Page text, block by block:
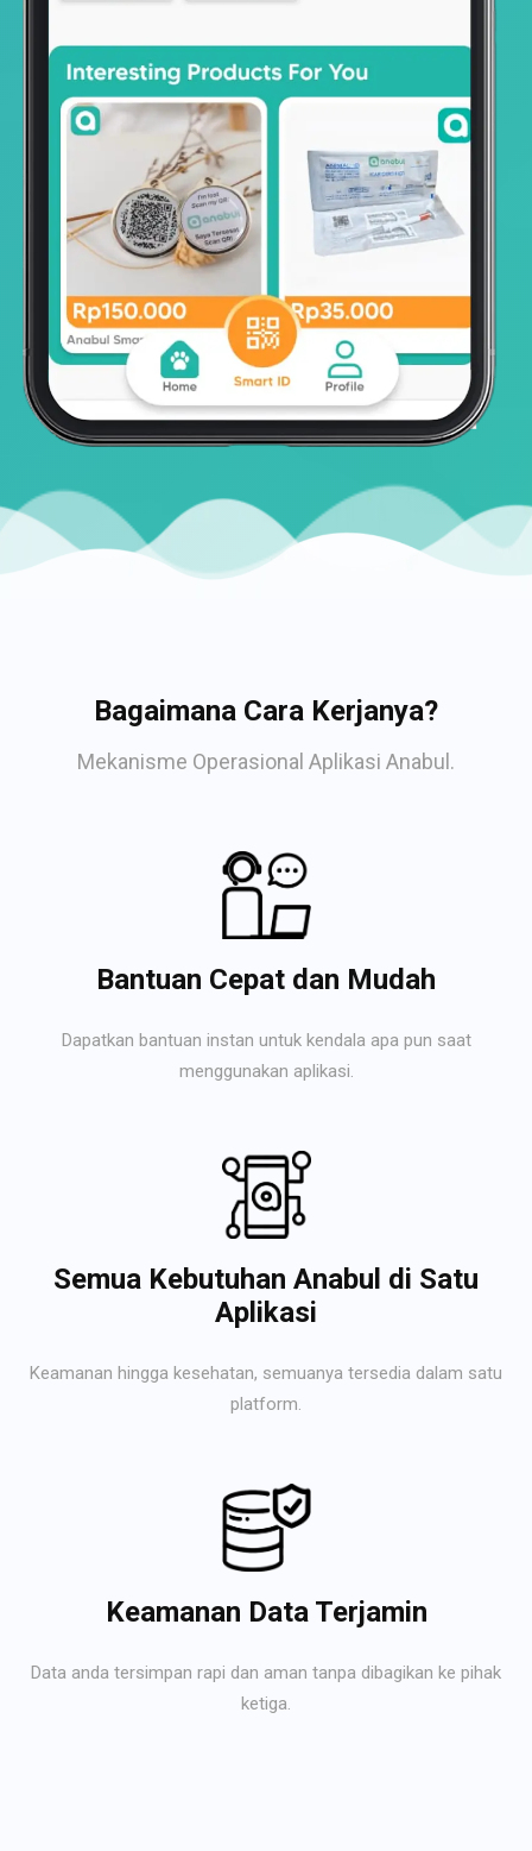
Bagaimana Cara Kerjanya?
Mekanisme Operasional Aplikasi Anabul.
Bantuan Cepat dan Mudah
Dapatkan bantuan instan untuk kendala apa pun saat
menggunakan aplikasi.
Semua Kebutuhan Anabul di Satu
Aplikasi
Keamanan hingga kesehatan, semuanya tersedia dalam satu
platform.
Keamanan Data Terjamin
Data anda tersimpan rapi dan aman tanpa dibagikan ke pihak
ketiga.